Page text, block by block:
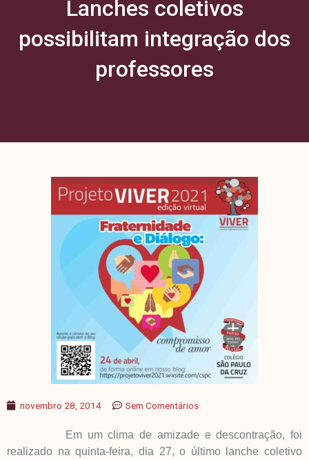
Lanches coletivos
possibilitam integração dos
professores
novembro 28, 2014 Sem Comentários
Em um clima de amizade e descontração, foi
realizado na quinta-feira, dia 27, o último lanche coletivo